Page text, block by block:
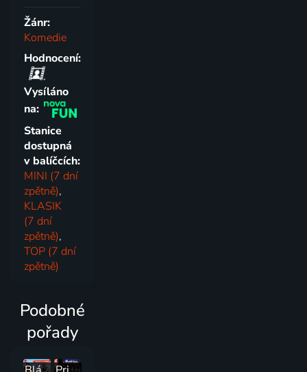
Žánr:
Komedie
Hodnocení:
Vysíláno
na:
Stanice
dostupná
v balíčcích:
MINI (7 dní
zpětně),
KLASIK
(7 dní
zpětně),
TOP (7 dní
zpětně)
Podobné
pořady